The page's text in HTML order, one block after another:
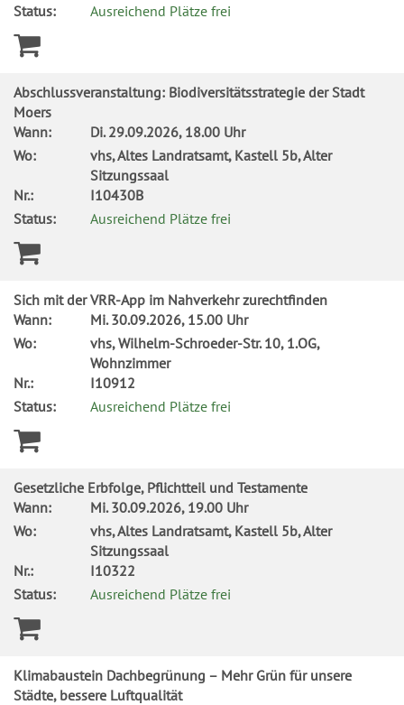
Status: Ausreichend Plätze frei
Abschlussveranstaltung: Biodiversitätsstrategie der Stadt
Moers
Wann:
Di.29.09.2026, 18.00 Uhr
Wo:
vhs, Altes Landratsamt, Kastell 5b, Alter
Sitzungssaal
Nr.:
I10430B
Status:
Ausreichend Plätze frei
Sich mit der VRR-App im Nahverkehr zurechtfinden
Wann:
Mi.30.09.2026, 15.00 Uhr
Wo:
vhs, Wilhelm-Schroeder-Str. 10, 1.OG,
Wohnzimmer
Nr.:
I10912
Status:
Ausreichend Plätze frei
Gesetzliche Erbfolge, Pflichtteil und Testamente
Wann:
Mi.30.09.2026, 19.00 Uhr
Wo:
vhs, Altes Landratsamt, Kastell 5b, Alter
Sitzungssaal
Nr.:
I10322
Status:
Ausreichend Plätze frei
Klimabaustein Dachbegrünung – Mehr Grün für unsere
Städte, bessere Luftqualität